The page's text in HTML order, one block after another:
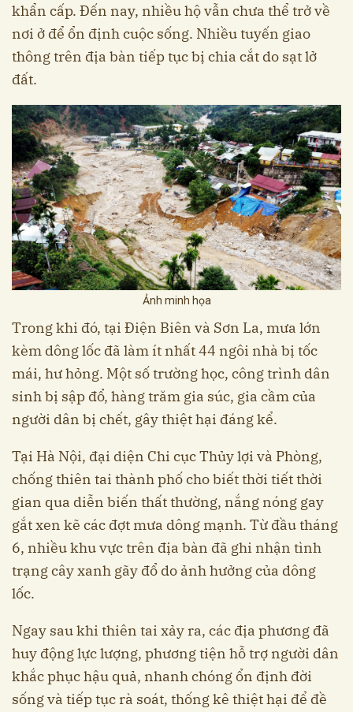
khẩn cấp. Đến nay, nhiều hộ vẫn chưa thể trở về
nơi ở để ổn định cuộc sống. Nhiều tuyến giao
thông trên địa bàn tiếp tục bị chia cắt do sạt lở
đất.
Ảnh minh họa
Trong khi đó, tại Điện Biên và Sơn La, mưa lớn
kèm dông lốc đã làm ít nhất 44 ngôi nhà bị tốc
mái, hư hỏng. Một số trường học, công trình dân
sinh bị sập đổ, hàng trăm gia súc, gia cầm của
người dân bị chết, gây thiệt hại đáng kể.
Tại Hà Nội, đại diện Chi cục Thủy lợi và Phòng,
chống thiên tai thành phố cho biết thời tiết thời
gian qua diễn biến thất thường, nắng nóng gay
gắt xen kẽ các đợt mưa dông mạnh. Từ đầu tháng
6, nhiều khu vực trên địa bàn đã ghi nhận tình
trạng cây xanh gãy đổ do ảnh hưởng của dông
lốc.
Ngay sau khi thiên tai xảy ra, các địa phương đã
huy động lực lượng, phương tiện hỗ trợ người dân
khắc phục hậu quả, nhanh chóng ổn định đời
sống và tiếp tục rà soát, thống kê thiệt hại để đề